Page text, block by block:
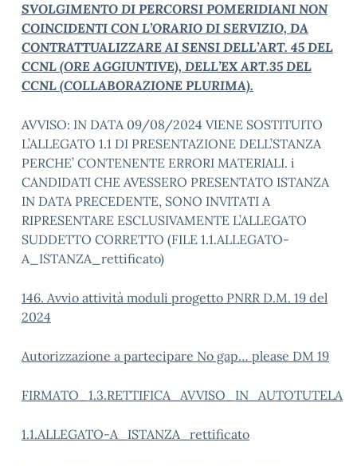
SVOLGIMENTO DI PERCORSI POMERIDIANI NON
COINCIDENTI CON L’ORARIO DI SERVIZIO, DA
CONTRATTUALIZZARE AI SENSI DELL’ART. 45 DEL
CCNL (ORE AGGIUNTIVE), DELL’EX ART.35 DEL
CCNL (COLLABORAZIONE PLURIMA).
AVVISO: IN DATA 09/08/2024 VIENE SOSTITUITO
L’ALLEGATO 1.1 DI PRESENTAZIONE DELL’STANZA
PERCHE’ CONTENENTE ERRORI MATERIALI. i
CANDIDATI CHE AVESSERO PRESENTATO ISTANZA
IN DATA PRECEDENTE, SONO INVITATI A
RIPRESENTARE ESCLUSIVAMENTE L’ALLEGATO
SUDDETTO CORRETTO (FILE 1.1.ALLEGATO-
A_ISTANZA_rettificato)
146. Avvio attività moduli progetto PNRR D.M. 19 del
2024
Autorizzazione a partecipare No gap… please DM 19
FIRMATO_1.3.RETTIFICA_AVVISO_IN_AUTOTUTELA
1.1.ALLEGATO-A_ISTANZA_rettificato